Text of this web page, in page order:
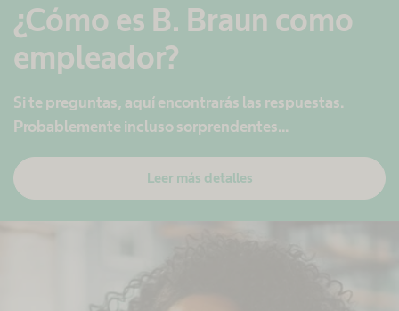
¿Cómo es B. Braun como
empleador?
Si te preguntas, aquí encontrarás las respuestas.
Probablemente incluso sorprendentes...
Leer más detalles